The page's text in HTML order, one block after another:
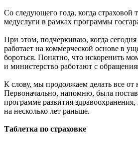
Со следующего года, когда страховой
медуслуги в рамках программы
При этом, подчеркиваю, когда
работает на коммерческой основе в
бороться. Понятно, что искоренить
и министерство работают с
К слову, мы продолжаем делать все от
Первоначально, напомню, была
программе развития
на несколько лет раньше.
Таблетка по страховке